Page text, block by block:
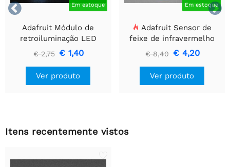

 Em estoque
Adafruit Módulo de
retroiluminação LED
branco - Pequeno 12 mm
x 40 mm
€ 2,75 € 1,40
Ver produto
Em estoque
Adafruit Sensor de
feixe de infravermelho
com extremidades de
cabeçalho de fio premium
- LEDs de 5 mm
€ 8,40 € 4,20
Ver produto
Itens recentemente vistos